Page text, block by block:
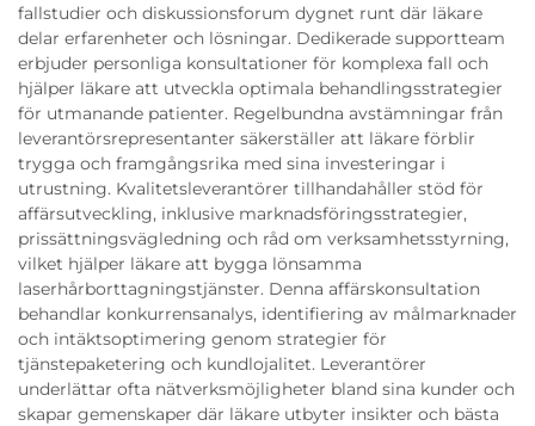
fallstudier och diskussionsforum dygnet runt där läkare
delar erfarenheter och lösningar. Dedikerade supportteam
erbjuder personliga konsultationer för komplexa fall och
hjälper läkare att utveckla optimala behandlingsstrategier
för utmanande patienter. Regelbundna avstämningar från
leverantörsrepresentanter säkerställer att läkare förblir
trygga och framgångsrika med sina investeringar i
utrustning. Kvalitetsleverantörer tillhandahåller stöd för
affärsutveckling, inklusive marknadsföringsstrategier,
prissättningsvägledning och råd om verksamhetsstyrning,
vilket hjälper läkare att bygga lönsamma
laserhårborttagningstjänster. Denna affärskonsultation
behandlar konkurrensanalys, identifiering av målmarknader
och intäktsoptimering genom strategier för
tjänstepaketering och kundlojalitet. Leverantörer
underlättar ofta nätverksmöjligheter bland sina kunder och
skapar gemenskaper där läkare utbyter insikter och bästa